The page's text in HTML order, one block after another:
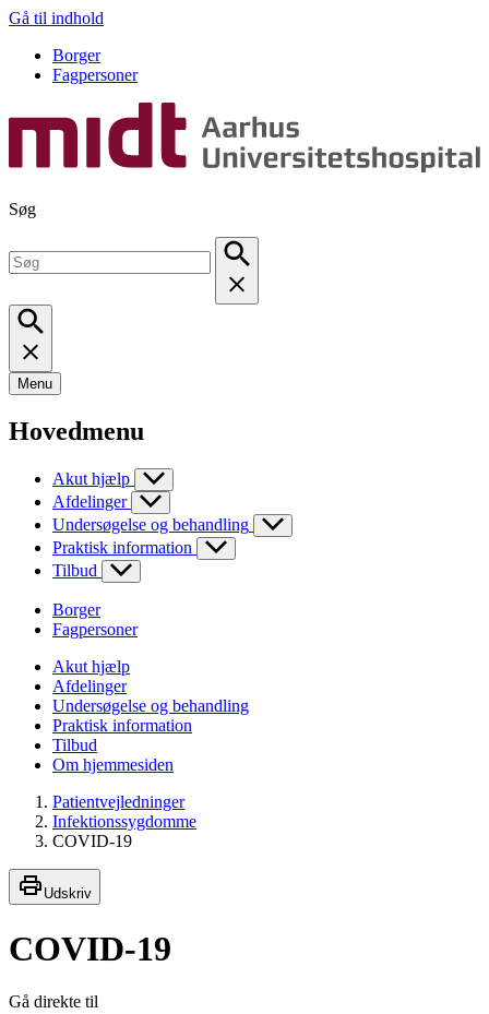
Gå til indhold
Borger
Fagpersoner
Søg
Menu
Hovedmenu
Akut hjælp
Afdelinger
Undersøgelse og behandling
Praktisk information
Tilbud
Borger
Fagpersoner
Akut hjælp
Afdelinger
Undersøgelse og behandling
Praktisk information
Tilbud
Om hjemmesiden
Patientvejledninger
Infektionssygdomme
COVID-19
Udskriv
COVID-19
Gå direkte til